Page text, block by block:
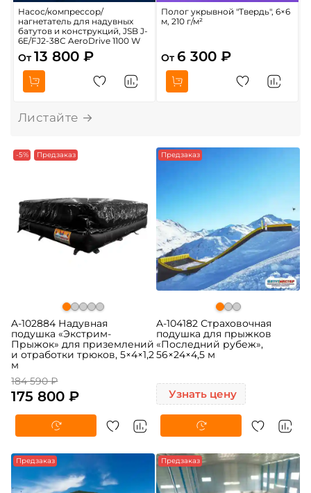
Насос/компрессор/
нагнетатель для надувных
батутов и конструкций, JSB J-
6E/FJ2-38C AeroDrive 1100 W
От 13 800 ₽
Полог укрывной "Твердь", 6×6
м, 210 г/м²
От 6 300 ₽
-5% Предзаказ
A-102884 Надувная
подушка «Экстрим-
Прыжок» для приземлений
и отработки трюков, 5×4×1,2
м
184 590 ₽
175 800 ₽
Предзаказ
A-104182 Страховочная
подушка для прыжков
«Последний рубеж»,
56×24×4,5 м
Узнать цену
Предзаказ Предзаказ